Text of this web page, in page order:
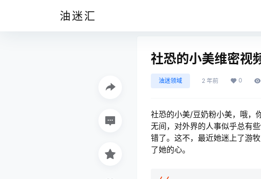
油迷汇
社恐的小美维密视
油迷领域 2 年前 0
社恐的小美/豆奶粉小美，哦，
无间，对外界的人事似乎总有
错了。这不，最近她迷上了游
了她的心。